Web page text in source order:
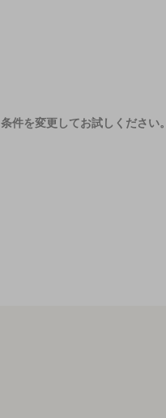
条件を変更してお試しください。